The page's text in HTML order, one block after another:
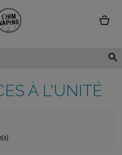

À L'UNITÉ